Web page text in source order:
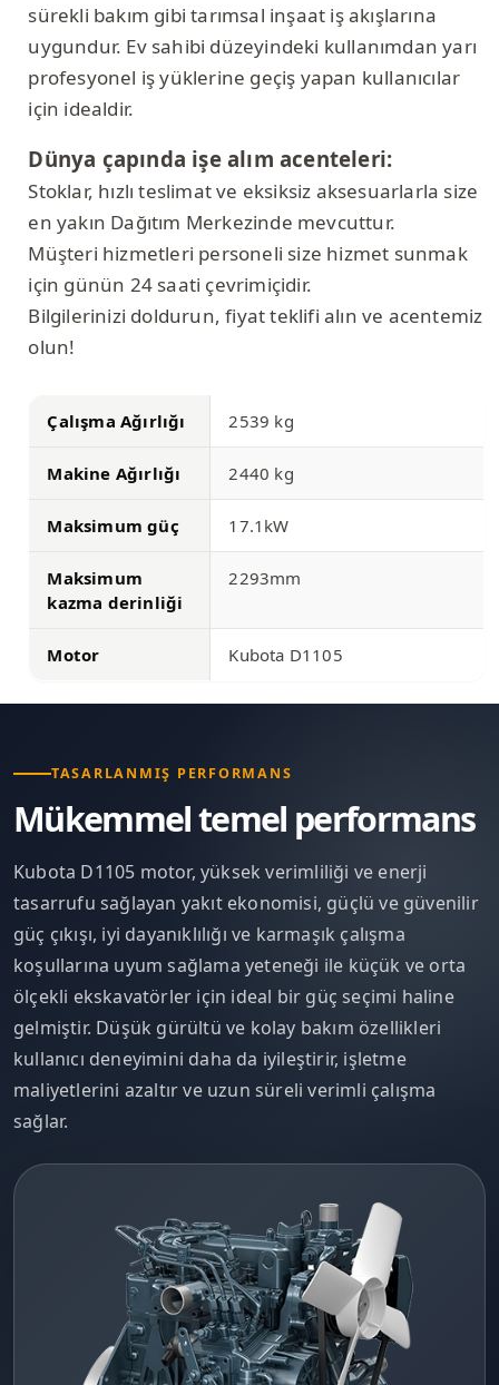
sürekli bakım gibi tarımsal inşaat iş akışlarına
uygundur. Ev sahibi düzeyindeki kullanımdan yarı
profesyonel iş yüklerine geçiş yapan kullanıcılar
için idealdir.
Dünya çapında işe alım acenteleri:
Stoklar, hızlı teslimat ve eksiksiz aksesuarlarla size
en yakın Dağıtım Merkezinde mevcuttur.
Müşteri hizmetleri personeli size hizmet sunmak
için günün 24 saati çevrimiçidir.
Bilgilerinizi doldurun, fiyat teklifi alın ve acentemiz
olun!
Çalışma Ağırlığı 2539 kg
Makine Ağırlığı 2440 kg
Maksimum güç 17.1kW
Maksimum
kazma derinliği
2293mm
Motor Kubota D1105
TASARLANMIŞ PERFORMANS
Mükemmel temel performans
Kubota D1105 motor, yüksek verimliliği ve enerji
tasarrufu sağlayan yakıt ekonomisi, güçlü ve güvenilir
güç çıkışı, iyi dayanıklılığı ve karmaşık çalışma
koşullarına uyum sağlama yeteneği ile küçük ve orta
ölçekli ekskavatörler için ideal bir güç seçimi haline
gelmiştir. Düşük gürültü ve kolay bakım özellikleri
kullanıcı deneyimini daha da iyileştirir, işletme
maliyetlerini azaltır ve uzun süreli verimli çalışma
sağlar.